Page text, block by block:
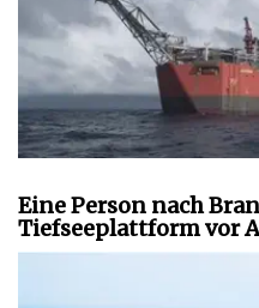
Eine Person nach
Tiefseeplattform vor